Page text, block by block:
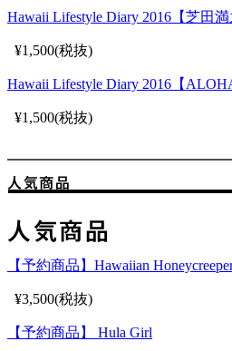
Hawaii Lifestyle Diary 2016【芝田満
¥1,500(税抜)
Hawaii Lifestyle Diary 2016【
¥1,500(税抜)
【予約商品】Hawaiian
¥3,500(税抜)
【予約商品】 Hula Girl